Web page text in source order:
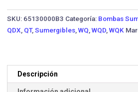
Trifásica
cantidad
SKU: 65130000B3 Categoría: Bombas
QDX QT, Sumergibles WQ WQD WQK
Descripción